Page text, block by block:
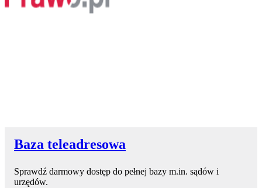
Baza teleadresowa
Sprawdź darmowy dostęp do pełnej bazy m.in. sądów i
urzędów.